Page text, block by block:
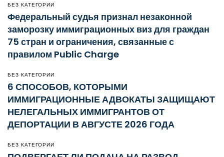
БЕЗ КАТЕГОРИИ
Федеральный судья признал незаконной
заморозку иммиграционных виз для граждан
75 стран и ограничения, связанные с
правилом Public Charge
БЕЗ КАТЕГОРИИ
6 СПОСОБОВ, КОТОРЫМИ
ИММИГРАЦИОННЫЕ АДВОКАТЫ ЗАЩИЩАЮТ
НЕЛЕГАЛЬНЫХ ИММИГРАНТОВ ОТ
ДЕПОРТАЦИИ В АВГУСТЕ 2026 ГОДА
БЕЗ КАТЕГОРИИ